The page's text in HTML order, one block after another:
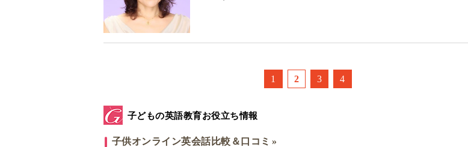
1 2 3 4
子どもの英語教育お役立ち情報
子供オンライン英会話比較＆口コミ